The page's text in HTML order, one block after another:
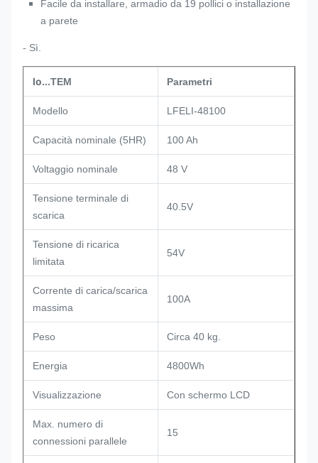
Facile da installare, armadio da 19 pollici o installazione
a parete
- Sì.
Io...TEM Parametri
Modello LFELI-48100
Capacità nominale (5HR) 100 Ah
Voltaggio nominale 48 V
Tensione terminale di
scarica
40.5V
Tensione di ricarica
limitata
54V
Corrente di carica/scarica
massima
100A
Peso Circa 40 kg.
Energia 4800Wh
Visualizzazione Con schermo LCD
Max. numero di
connessioni parallele
15